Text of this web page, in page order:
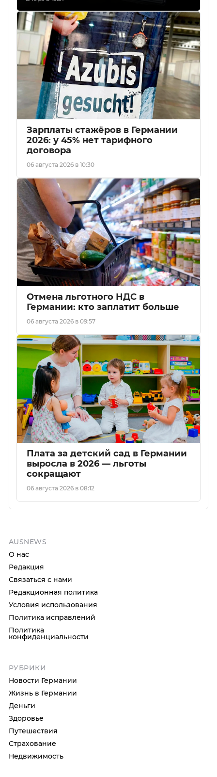
Зарплаты стажёров в Германии
2026: у 45% нет тарифного
договора
06 августа 2026 в 10:30
Отмена льготного НДС в
Германии: кто заплатит больше
06 августа 2026 в 09:57
Плата за детский сад в Германии
выросла в 2026 — льготы
сокращают
06 августа 2026 в 08:12
AUSNEWS
О нас
Редакция
Связаться с нами
Редакционная политика
Условия использования
Политика исправлений
Политика
конфиденциальности
РУБРИКИ
Новости Германии
Жизнь в Германии
Деньги
Здоровье
Путешествия
Страхование
Недвижимость